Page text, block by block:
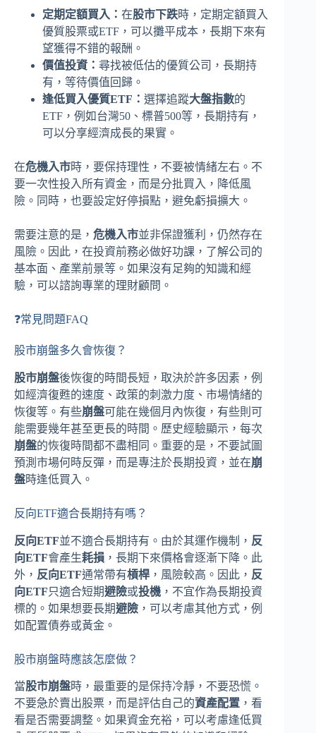
定期定額買入： 在股市下跌時，定期定額買入
優質股票或ETF，可以攤平成本，長期下來有
望獲得不錯的報酬。
價值投資： 尋找被低估的優質公司，長期持
有，等待價值回歸。
逢低買入優質ETF： 選擇追蹤大盤指數的
ETF，例如台灣50、標普500等，長期持有，
可以分享經濟成長的果實。
在危機入市時，要保持理性，不要被情緒左右。不
要一次性投入所有資金，而是分批買入，降低風
險。同時，也要設定好停損點，避免虧損擴大。
需要注意的是， 危機入市並非保證獲利，仍然存在
風險。因此，在投資前務必做好功課，了解公司的
基本面、產業前景等。如果沒有足夠的知識和經
驗，可以諮詢專業的理財顧問。
❓常見問題FAQ
股市崩盤多久會恢復？
股市崩盤後恢復的時間長短，取決於許多因素，例
如經濟復甦的速度、政策的刺激力度、市場情緒的
恢復等。有些崩盤可能在幾個月內恢復，有些則可
能需要幾年甚至更長的時間。歷史經驗顯示，每次
崩盤的恢復時間都不盡相同。重要的是，不要試圖
預測市場何時反彈，而是專注於長期投資，並在崩
盤時逢低買入。
反向ETF適合長期持有嗎？
反向ETF並不適合長期持有。由於其運作機制， 反
向ETF會產生耗損 ，長期下來價格會逐漸下降。此
外， 反向ETF通常帶有槓桿 ，風險較高。因此， 反
向ETF只適合短期避險或投機 ，不宜作為長期投資
標的。如果想要長期避險 ，可以考慮其他方式，例
如配置債券或黃金。
股市崩盤時應該怎麼做？
當股市崩盤時，最重要的是保持冷靜，不要恐慌。
不要急於賣出股票，而是評估自己的資產配置 ，看
看是否需要調整。如果資金充裕，可以考慮逢低買